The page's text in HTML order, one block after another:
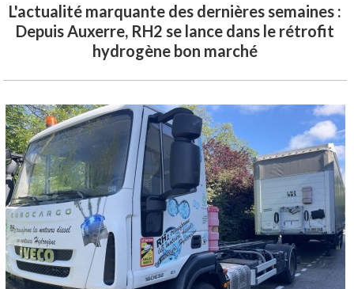
L'actualité marquante des dernières semaines :
Depuis Auxerre, RH2 se lance dans le rétrofit
hydrogène bon marché